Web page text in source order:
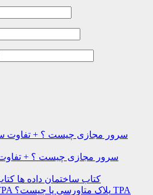
سرور مجازی چیست ؟ +
کتاب ساختمان داده ها
پلاک متاورسی یا TPA